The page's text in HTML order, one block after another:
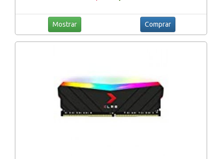
Mostrar Comprar